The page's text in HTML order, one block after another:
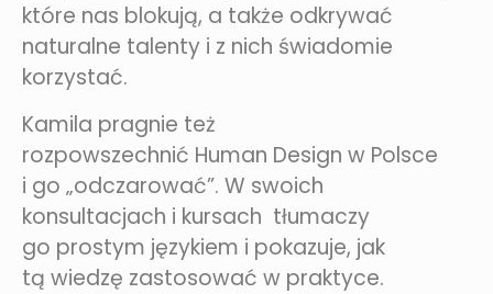
które nas blokują, a także odkrywać
naturalne talenty i z nich świadomie
korzystać.
Kamila pragnie też
rozpowszechnić Human Design w Polsce
i go „odczarować”. W swoich
konsultacjach i kursach tłumaczy
go prostym językiem i pokazuje, jak
tą wiedzę zastosować w praktyce.